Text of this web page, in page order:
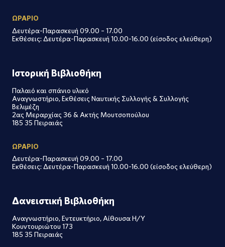
ΩΡΑΡΙΟ
Δευτέρα-Παρασκευή 09.00 – 17.00
Εκθέσεις: Δευτέρα-Παρασκευή 10.00-16.00 (είσοδος ελεύθερη)
Ιστορική Βιβλιοθήκη
Παλαιό και σπάνιο υλικό
Αναγνωστήριο, Εκθέσεις Ναυτικής Συλλογής & Συλλογής
Βελιμέζη
2ας Μεραρχίας 36 & Ακτής Μουτσοπούλου
185 35 Πειραιάς
ΩΡΑΡΙΟ
Δευτέρα-Παρασκευή 09.00 – 17.00
Εκθέσεις: Δευτέρα-Παρασκευή 10.00-16.00 (είσοδος ελεύθερη)
Δανειστική Βιβλιοθήκη
Αναγνωστήριο, Εντευκτήριο, Αίθουσα Η/Υ
Κουντουριώτου 173
185 35 Πειραιάς